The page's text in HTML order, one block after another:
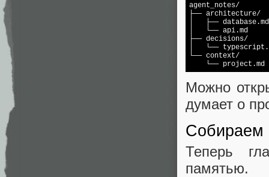
agent_notes/
├── architecture/
│   ├── database.md
│   └── api.md
├── decisions/
│   └──
└── context/
Можно
думает о
Собираем
Теперь
памятью.